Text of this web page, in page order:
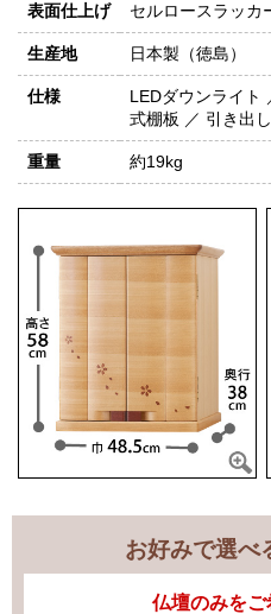
表面仕上げ セルロースラッカ
生産地 日本製（徳島）
仕様
LEDダウンライ
式棚板 ／ 引き出し
重量 約19kg
お好みで選べ
仏壇のみをご